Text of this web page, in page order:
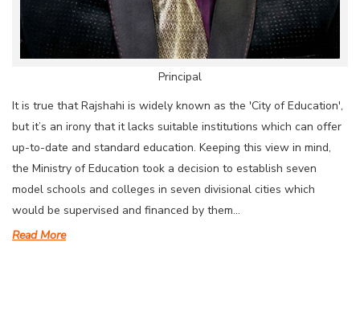
Principal
It is true that Rajshahi is widely known as the 'City of Education',
but it’s an irony that it lacks suitable institutions which can offer
up-to-date and standard education. Keeping this view in mind,
the Ministry of Education took a decision to establish seven
model schools and colleges in seven divisional cities which
would be supervised and financed by them...
Read More